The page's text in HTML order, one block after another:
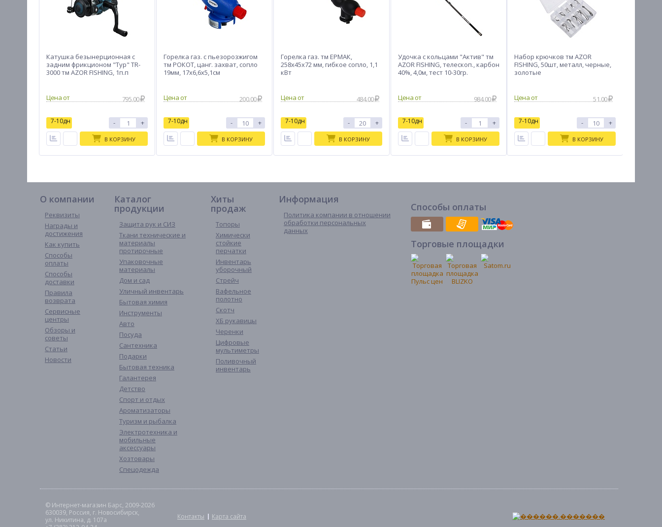
Катушка безынерционная с
задним фрикционом "Тур" TR-
3000 тм AZOR FISHING, 1п.п
795.00
7-10дн - +
В КОРЗИНУ
Горелка газ. с пьезорозжигом
тм РОКОТ, цанг. захват, сопло
19мм, 17х6,6х5,1см
200.00
7-10дн - +
В КОРЗИНУ
Горелка газ. тм ЕРМАК,
258х45х72 мм, гибкое сопло, 1,1
кВт
484.00
7-10дн - +
В КОРЗИНУ
Удочка с кольцами "Актив" тм
AZOR FISHING, телескоп., карбон
40%, 4,0м, тест 10-30гр.
984.00
7-10дн - +
В КОРЗИНУ
Набор крючков тм AZOR
FISHING, 50шт, металл, черные,
золотые
51.00
7-10дн - +
В КОРЗИНУ
О компании
Реквизиты
Награды и
достижения
Как купить
Способы
оплаты
Способы
доставки
Правила
возврата
Сервисные
центры
Обзоры и
советы
Статьи
Новости
Каталог
продукции
Защита рук и СИЗ
Ткани технические и
материалы
протирочные
Упаковочные
материалы
Дом и сад
Уличный инвентарь
Бытовая химия
Инструменты
Авто
Посуда
Сантехника
Подарки
Бытовая техника
Галантерея
Детство
Спорт и отдых
Ароматизаторы
Туризм и рыбалка
Электротехника и
мобильные
аксессуары
Хозтовары
Спецодежда
Хиты
продаж
Топоры
Химически
стойкие
перчатки
Инвентарь
уборочный
Стрейч
Вафельное
полотно
Скотч
ХБ рукавицы
Черенки
Цифровые
мультиметры
Поливочный
инвентарь
Информация
Политика компании в отношении
обработки персональных
данных
Способы оплаты
Торговые площадки
© Интернет-магазин Барс, 2009-2026
630039, Россия, г. Новосибирск,
ул. Никитина, д. 107а
Контакты Карта сайта